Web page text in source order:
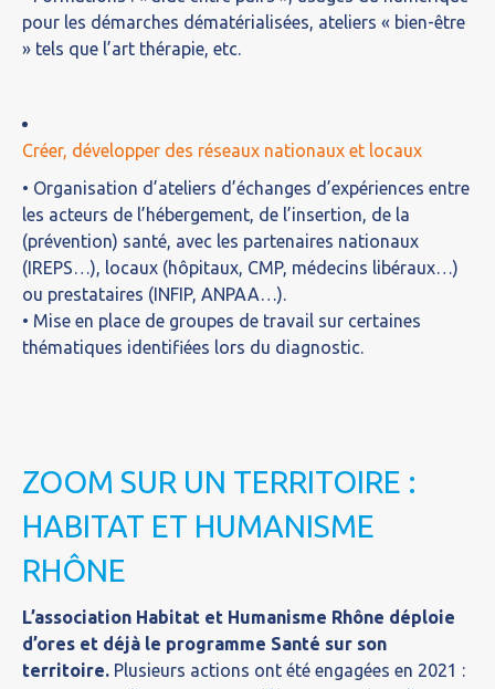
pour les démarches dématérialisées, ateliers « bien-être
» tels que l’art thérapie, etc.
Créer, développer des réseaux nationaux et locaux
• Organisation d’ateliers d’échanges d’expériences entre
les acteurs de l’hébergement, de l’insertion, de la
(prévention) santé, avec les partenaires nationaux
(IREPS…), locaux (hôpitaux, CMP, médecins libéraux…)
ou prestataires (INFIP, ANPAA…).
• Mise en place de groupes de travail sur certaines
thématiques identifiées lors du diagnostic.
ZOOM SUR UN TERRITOIRE :
HABITAT ET HUMANISME
RHÔNE
L’association Habitat et Humanisme Rhône déploie
d’ores et déjà le programme Santé sur son
territoire. Plusieurs actions ont été engagées en 2021 :